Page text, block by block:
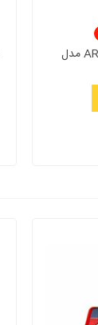
جرثقیل دستی 3 تن آروا ARVA مدل